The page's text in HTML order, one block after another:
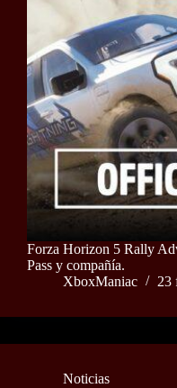
Forza Horizon 5 Rally
Pass y compañía.
XboxManiac
23
Noticias